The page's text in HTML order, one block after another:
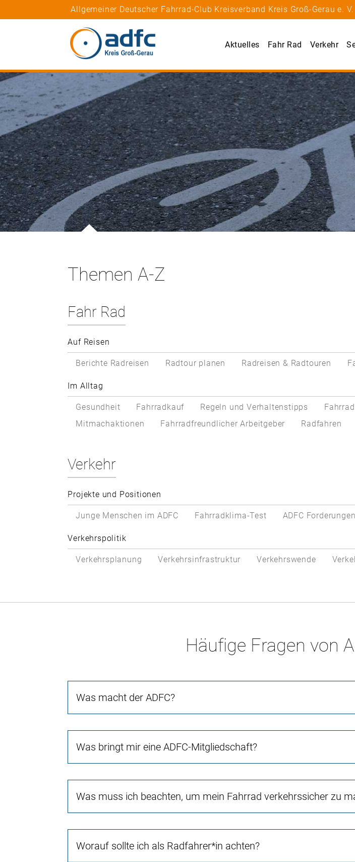
Allgemeiner Deutscher Fahrrad-Club Kreisverband Kreis Groß-Gerau e. V.
Aktuelles Fahr Rad Verkehr
Themen A-Z
Fahr Rad
Auf Reisen
Berichte Radreisen Radtour planen Radreisen & Radtouren
Im Alltag
Gesundheit Fahrradkauf Regeln und Verhaltenstipps
Mitmachaktionen
Fahrradfreundlicher Arbeitgeber Radfahren
Verkehr
Projekte und Positionen
Junge Menschen im ADFC Fahrradklima-Test ADFC
Verkehrspolitik
Verkehrsplanung Verkehrsinfrastruktur Verkehrswende
Häufige Fragen von
Was macht der ADFC?
Was bringt mir eine ADFC-Mitgliedschaft?
Was muss ich beachten, um mein Fahrrad verkehrssicher zu
Worauf sollte ich als Radfahrer*in achten?